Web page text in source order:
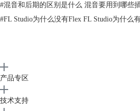
3、Ableton live
艾博坦这款软件的话，也算是一个比较全能
乐器，带给了幕后制作人走向演出的可能。
二、编曲宿主软件哪个好用
如果要说哪款编曲软件对于初学者而言比较
Studio的一席之地。Fl Studio作为老牌宿主
#混音和后期的区别是什么 混音要用到哪些
#FL Studio为什么没有Flex FL Studio为什么
产品专区
技术支持